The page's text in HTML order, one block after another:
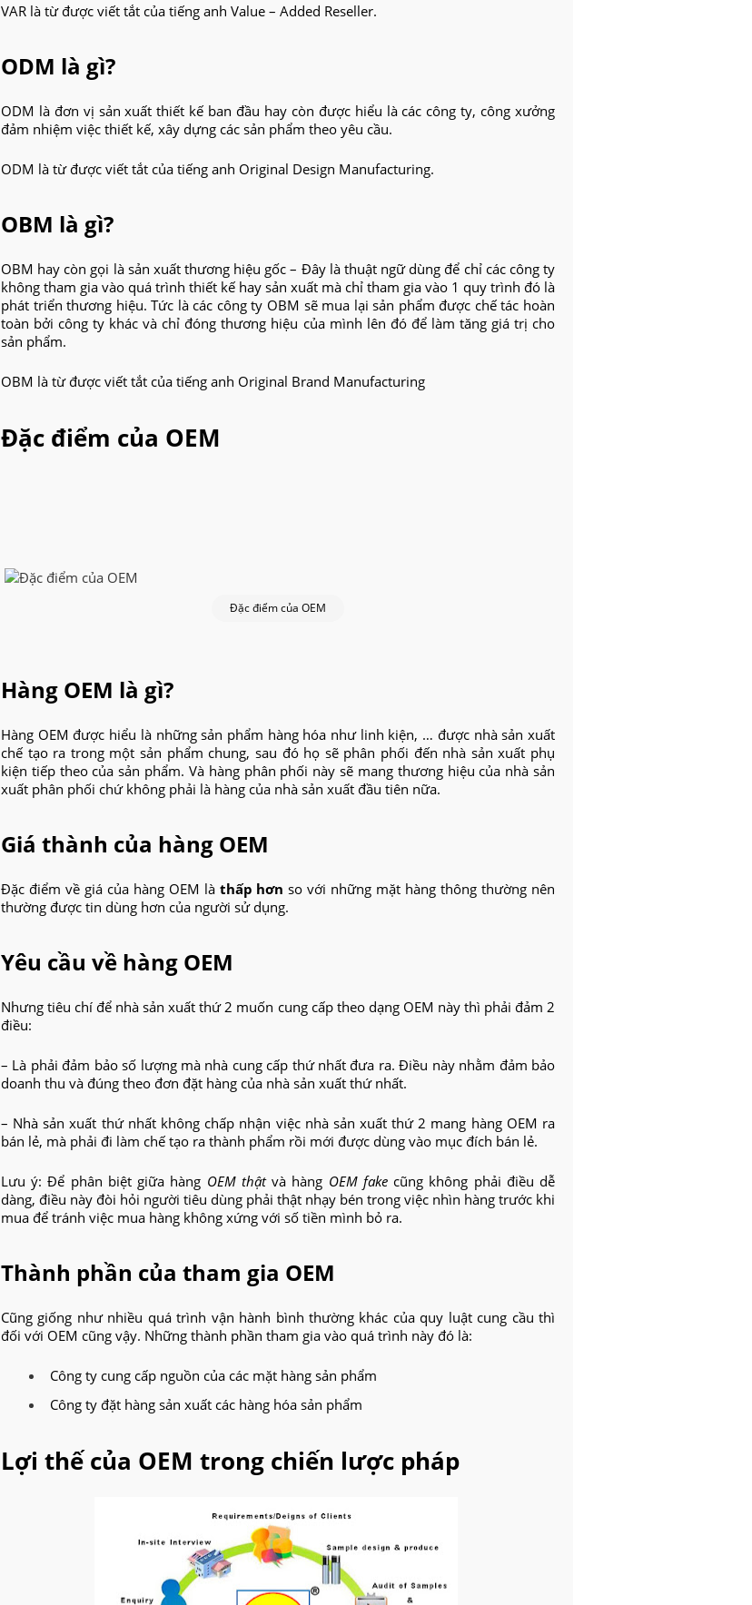
VAR là từ được viết tắt của tiếng anh Value – Added Reseller.
ODM là gì?
ODM là đơn vị sản xuất thiết kế ban đầu hay còn được hiểu là các công ty, công xưởng
đảm nhiệm việc thiết kế, xây dựng các sản phẩm theo yêu cầu.
ODM là từ được viết tắt của tiếng anh Original Design Manufacturing.
OBM là gì?
OBM hay còn gọi là sản xuất thương hiệu gốc – Đây là thuật ngữ dùng để chỉ các công ty
không tham gia vào quá trình thiết kế hay sản xuất mà chỉ tham gia vào 1 quy trình đó là
phát triển thương hiệu. Tức là các công ty OBM sẽ mua lại sản phẩm được chế tác hoàn
toàn bởi công ty khác và chỉ đóng thương hiệu của mình lên đó để làm tăng giá trị cho
sản phẩm.
OBM là từ được viết tắt của tiếng anh Original Brand Manufacturing
Đặc điểm của OEM
Đặc điểm của OEM
Hàng OEM là gì?
Hàng OEM được hiểu là những sản phẩm hàng hóa như linh kiện, … được nhà sản xuất
chế tạo ra trong một sản phẩm chung, sau đó họ sẽ phân phối đến nhà sản xuất phụ
kiện tiếp theo của sản phẩm. Và hàng phân phối này sẽ mang thương hiệu của nhà sản
xuất phân phối chứ không phải là hàng của nhà sản xuất đầu tiên nữa.
Giá thành của hàng OEM
Đặc điểm về giá của hàng OEM là thấp hơn so với những mặt hàng thông thường nên
thường được tin dùng hơn của người sử dụng.
Yêu cầu về hàng OEM
Nhưng tiêu chí để nhà sản xuất thứ 2 muốn cung cấp theo dạng OEM này thì phải đảm 2
điều:
– Là phải đảm bảo số lượng mà nhà cung cấp thứ nhất đưa ra. Điều này nhằm đảm bảo
doanh thu và đúng theo đơn đặt hàng của nhà sản xuất thứ nhất.
– Nhà sản xuất thứ nhất không chấp nhận việc nhà sản xuất thứ 2 mang hàng OEM ra
bán lẻ, mà phải đi làm chế tạo ra thành phẩm rồi mới được dùng vào mục đích bán lẻ.
Lưu ý: Để phân biệt giữa hàng OEM thậtvà hàng OEM fakecũng không phải điều dễ
dàng, điều này đòi hỏi người tiêu dùng phải thật nhạy bén trong việc nhìn hàng trước khi
mua để tránh việc mua hàng không xứng với số tiền mình bỏ ra.
Thành phần của tham gia OEM
Cũng giống như nhiều quá trình vận hành bình thường khác của quy luật cung cầu thì
đối với OEM cũng vậy. Những thành phần tham gia vào quá trình này đó là:
Công ty cung cấp nguồn của các mặt hàng sản phẩm
Công ty đặt hàng sản xuất các hàng hóa sản phẩm
Lợi thế của OEM trong chiến lược pháp